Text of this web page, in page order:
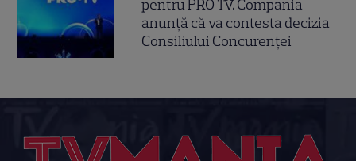
pentru PRO TV. Compania
anunță că va contesta decizia
Consiliului Concurenței